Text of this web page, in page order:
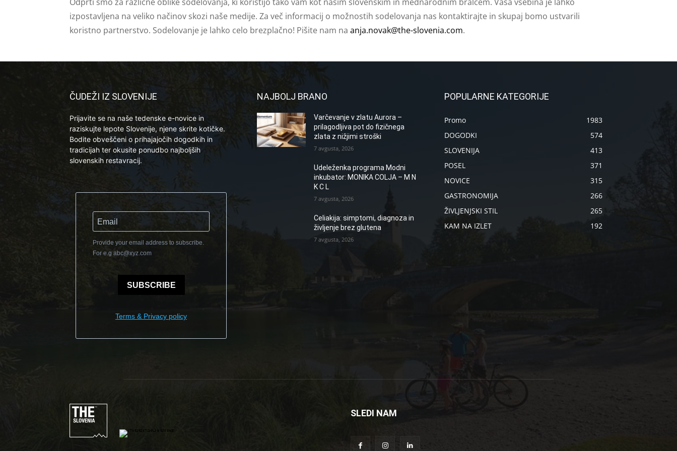
izpostavljena na veliko načinov skozi naše medije. Za več informacij o možnostih sodelovanja nas kontaktirajte in skupaj bomo ustvarili
koristno partnerstvo. Sodelovanje je lahko celo brezplačno! Pišite nam na anja.novak@the-slovenia.com.
ČUDEŽI IZ SLOVENIJE
Prijavite se na naše tedenske e-novice in
raziskujte lepote Slovenije, njene skrite kotičke.
Bodite obveščeni o prihajajočih dogodkih in
tradicijah ter okusite ponudbo najboljših
slovenskih restavracij.
Provide your email address to subscribe.
For e.g abc@xyz.com
SUBSCRIBE
Terms & Privacy policy
NAJBOLJ BRANO
Varčevanje v zlatu Aurora –
prilagodljiva pot do fizičnega
zlata z nižjimi stroški
7 avgusta, 2026
Udeleženka programa Modni
inkubator: MONIKA COLJA – M N
K C L
7 avgusta, 2026
Celiakija: simptomi, diagnoza in
življenje brez glutena
7 avgusta, 2026
POPULARNE KATEGORIJE
Promo
1983
DOGODKI
574
SLOVENIJA
413
POSEL
371
NOVICE
315
GASTRONOMIJA
266
ŽIVLJENJSKI STIL
265
KAM NA IZLET
192
SLEDI NAM